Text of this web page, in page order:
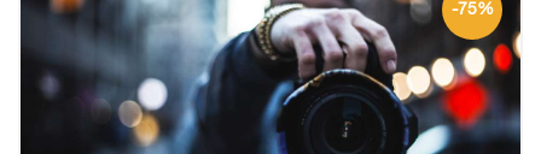
-75%